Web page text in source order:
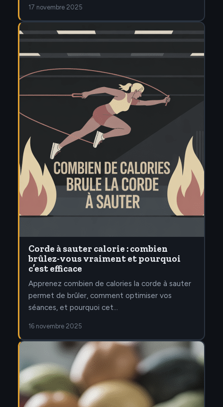
17 novembre 2025
Corde à sauter calorie : combien
brûlez-vous vraiment et pourquoi
c’est efficace
Apprenez combien de calories la corde à sauter
permet de brûler, comment optimiser vos
séances, et pourquoi cet…
16 novembre 2025